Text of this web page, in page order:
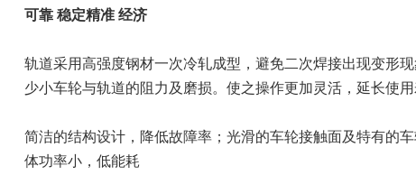
可靠 稳定精准 经济
轨道采用高强度钢材一次冷轧成型，避免二次焊接出现变形
少小车轮与轨道的阻力及磨损。使之操作更加灵活，延长使用
简洁的结构设计，降低故障率；光滑的车轮接触面及特有的
体功率小，低能耗